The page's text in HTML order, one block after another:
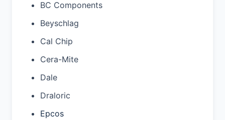
BC Components
Beyschlag
Cal Chip
Cera-Mite
Dale
Draloric
Epcos